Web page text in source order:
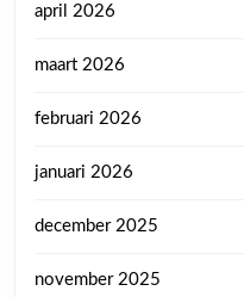
april 2026
maart 2026
februari 2026
januari 2026
december 2025
november 2025